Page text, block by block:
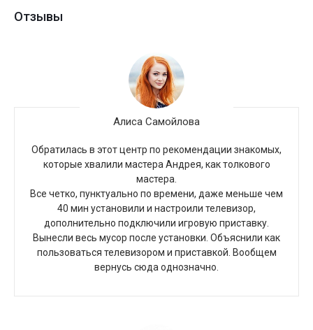
Отзывы
Алиса Самойлова
Обратилась в этот центр по рекомендации знакомых,
которые хвалили мастера Андрея, как толкового
мастера.
Все четко, пунктуально по времени, даже меньше чем
40 мин установили и настроили телевизор,
дополнительно подключили игровую приставку.
Вынесли весь мусор после установки. Объяснили как
пользоваться телевизором и приставкой. Вообщем
вернусь сюда однозначно.